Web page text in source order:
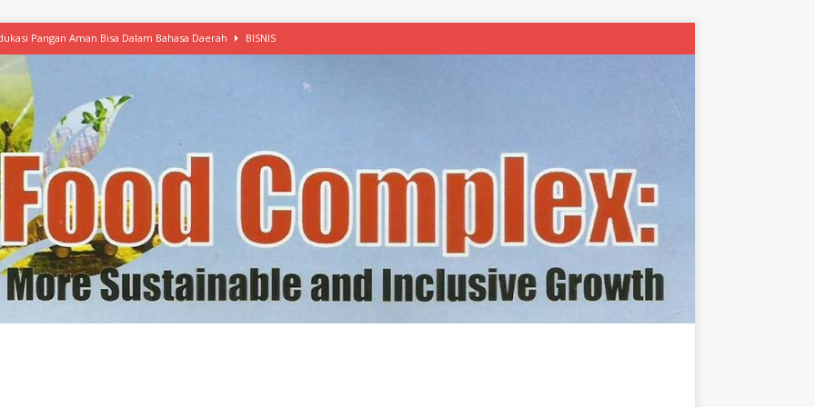
Pangan Aman Bisa Dalam Bahasa Daerah BISNIS
Mulai Ekspansi, IKEA dan MSC Dukung Seafood Berkelanjutan
Free Versi Healthy Choice, Tepung Talas Kimpul Pilihan Menu Sehat
Latih Olah Singkong, KKN Universitas Lampung Kenalkan Sosmocaf
Makanan dengan McCormick, Ciptakan Raksasa Rp1.100 Triliun